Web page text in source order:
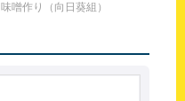
味噌作り（向日葵組）